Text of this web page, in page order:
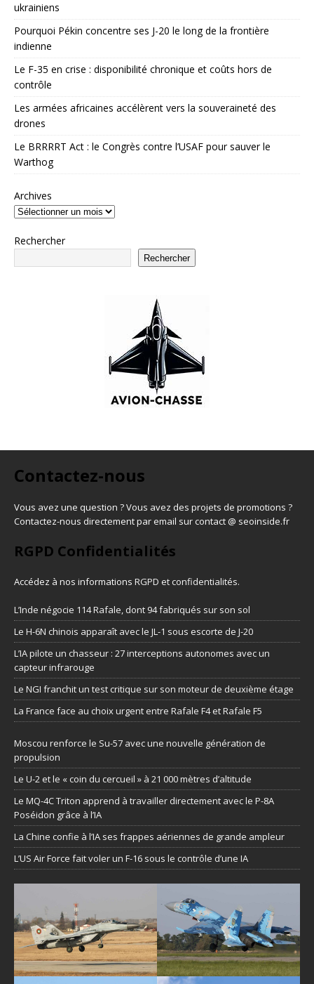
ukrainiens
Pourquoi Pékin concentre ses J-20 le long de la frontière
indienne
Le F-35 en crise : disponibilité chronique et coûts hors de
contrôle
Les armées africaines accélèrent vers la souveraineté des
drones
Le BRRRRT Act : le Congrès contre l’USAF pour sauver le
Warthog
Archives
Rechercher
Rechercher
Contactez-nous
Vous avez une question ? Vous avez des projets de promotions ?
Contactez-nous directement par email sur contact @ seoinside.fr
RGPD Confidentialités
Accédez à nos informations RGPD et confidentialités.
L’Inde négocie 114 Rafale, dont 94 fabriqués sur son sol
Le H-6N chinois apparaît avec le JL-1 sous escorte de J-20
L’IA pilote un chasseur : 27 interceptions autonomes avec un
capteur infrarouge
Le NGI franchit un test critique sur son moteur de deuxième étage
La France face au choix urgent entre Rafale F4 et Rafale F5
Moscou renforce le Su-57 avec une nouvelle génération de
propulsion
Le U-2 et le « coin du cercueil » à 21 000 mètres d’altitude
Le MQ-4C Triton apprend à travailler directement avec le P-8A
Poséidon grâce à l’IA
La Chine confie à l’IA ses frappes aériennes de grande ampleur
L’US Air Force fait voler un F-16 sous le contrôle d’une IA